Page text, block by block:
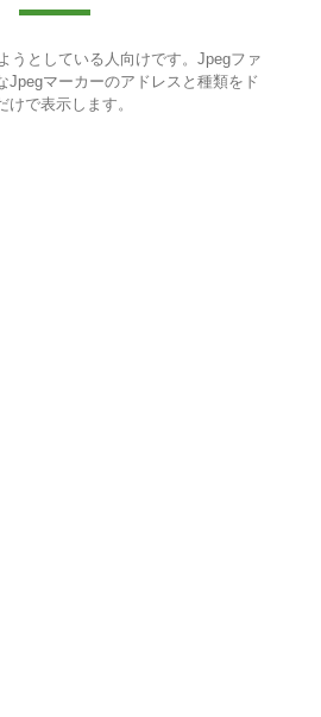
うとしている人向けです。Jpegファ
Jpegマーカーのアドレスと種類をド
で表示します。